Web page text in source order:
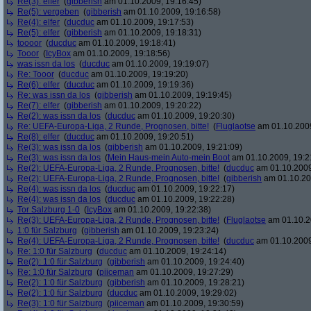
Re(5): vergeben (gibberish am 01.10.2009, 19:16:58)
Re(4): elfer (ducduc am 01.10.2009, 19:17:53)
Re(5): elfer (gibberish am 01.10.2009, 19:18:31)
toooor (ducduc am 01.10.2009, 19:18:41)
Tooor ( IcyBox am 01.10.2009, 19:18:56)
was issn da los (ducduc am 01.10.2009, 19:19:07)
Re: Tooor (ducduc am 01.10.2009, 19:19:20)
Re(6): elfer (ducduc am 01.10.2009, 19:19:36)
Re: was issn da los (gibberish am 01.10.2009, 19:19:45)
Re(7): elfer (gibberish am 01.10.2009, 19:20:22)
Re(2): was issn da los (ducduc am 01.10.2009, 19:20:30)
Re: UEFA-Europa-Liga, 2 Runde, Prognosen, bitte! (Fluglaotse am
Re(8): elfer (ducduc am 01.10.2009, 19:20:51)
Re(3): was issn da los (gibberish am 01.10.2009, 19:21:09)
Re(3): was issn da los (Mein Haus-mein Auto-mein Boot am 01.10.2009,
Re(2): UEFA-Europa-Liga, 2 Runde, Prognosen, bitte! (ducduc am
Re(2): UEFA-Europa-Liga, 2 Runde, Prognosen, bitte! (gibberish am
Re(4): was issn da los (ducduc am 01.10.2009, 19:22:17)
Re(4): was issn da los (ducduc am 01.10.2009, 19:22:28)
Tor Salzburg 1-0 ( IcyBox am 01.10.2009, 19:22:38)
Re(3): UEFA-Europa-Liga, 2 Runde, Prognosen, bitte! (Fluglaotse am
1:0 für Salzburg (gibberish am 01.10.2009, 19:23:24)
Re(4): UEFA-Europa-Liga, 2 Runde, Prognosen, bitte! (ducduc am
Re: 1:0 für Salzburg (ducduc am 01.10.2009, 19:24:14)
Re(2): 1:0 für Salzburg (gibberish am 01.10.2009, 19:24:40)
Re: 1:0 für Salzburg (piiceman am 01.10.2009, 19:27:29)
Re(2): 1:0 für Salzburg (gibberish am 01.10.2009, 19:28:21)
Re(2): 1:0 für Salzburg (ducduc am 01.10.2009, 19:29:02)
Re(3): 1:0 für Salzburg (piiceman am 01.10.2009, 19:30:59)